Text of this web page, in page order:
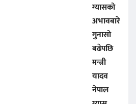
ग्यासको
अभावबारे
गुनासो
बढेपछि
मन्त्री
यादव
नेपाल